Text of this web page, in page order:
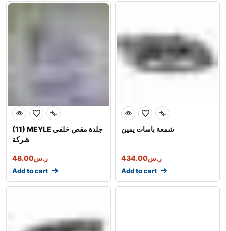
(11) MEYLE جلدة مقص خلفي
شركة
ر.س48.00
Add to cart
شمعة باسات يمين
ر.س434.00
Add to cart